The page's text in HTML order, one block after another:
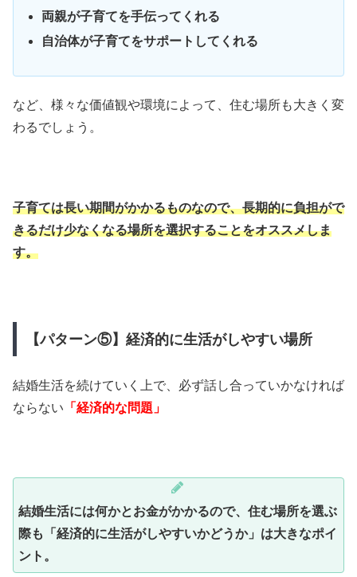
両親が子育てを手伝ってくれる
自治体が子育てをサポートしてくれる
など、様々な価値観や環境によって、住む場所も大きく変
わるでしょう。
子育ては長い期間がかかるものなので、長期的に負担がで
きるだけ少なくなる場所を選択することをオススメしま
す。
【パターン⑤】経済的に生活がしやすい場所
結婚生活を続けていく上で、必ず話し合っていかなければ
ならない 「経済的な問題」
結婚生活には何かとお金がかかるので、住む場所を選ぶ
際も「経済的に生活がしやすいかどうか」は大きなポイ
ント。